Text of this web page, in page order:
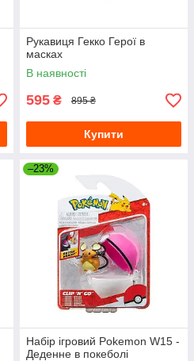
Рукавиця Гекко Герої в
масках
В наявності
595 ₴ 895 ₴
Купити
–23%
Набір ігровий Pokemon W15 -
Деденне в покеболі